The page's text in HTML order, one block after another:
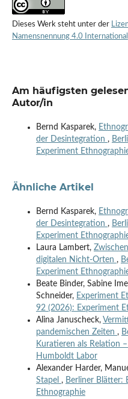
Dieses Werk steht unter der
Namensnennung 4.0 International
Am häufigsten
Autor/in
Bernd Kasparek,
der Desintegration ,
Experiment
Ähnliche Artikel
Bernd Kasparek,
der Desintegration ,
Experiment
Laura Lambert,
digitalen Nicht-Orten ,
Experiment
Beate Binder, Sabine
Schneider, Experiment
92 (2026): Experiment
Alina Januscheck,
pandemischen Zeiten ,
Kuratieren als Relation
Humboldt Labor
Alexander Harder,
Stapel , Berliner Blätter:
Ethnographie